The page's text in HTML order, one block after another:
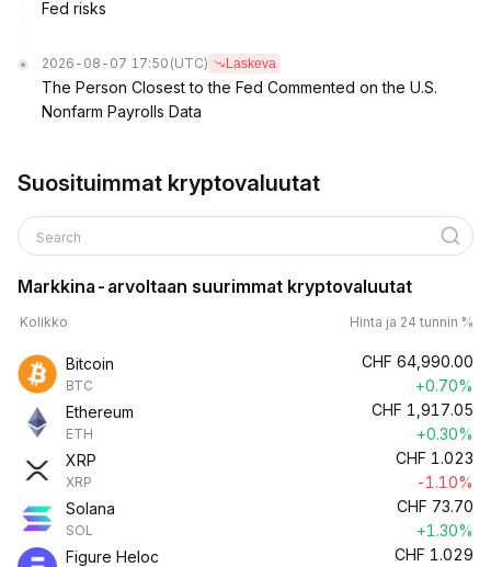
Fed risks
2026-08-07 17:50 (UTC) Laskeva
The Person Closest to the Fed Commented on the U.S.
Nonfarm Payrolls Data
Suosituimmat kryptovaluutat
Search
Markkina-arvoltaan suurimmat kryptovaluutat
Kolikko Hinta ja 24 tunnin %
Bitcoin
BTC
CHF 64,990.00
+0.70%
Ethereum
ETH
CHF 1,917.05
+0.30%
XRP
XRP
CHF 1.023
-1.10%
Solana
SOL
CHF 73.70
+1.30%
Figure Heloc
CHF 1.029